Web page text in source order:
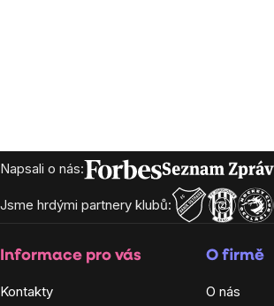
Zápatí
Napsali o nás:
Jsme hrdými partnery klubů:
Informace pro vás
Kontakty
O firmě
O nás